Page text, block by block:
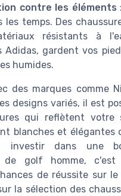
contre les éléments
les temps. Des
résistants à
Adidas, gardent vos
humides.
des marques comme
designs variés, il est
qui reflètent votre
blanches et élégantes
investir dans une
de golf homme,
de réussite sur
la sélection des